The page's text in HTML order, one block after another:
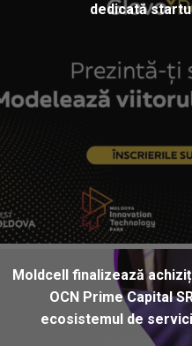
dedicată
Moldcell finalizează
OCN Prime Capital
ecosistemul de